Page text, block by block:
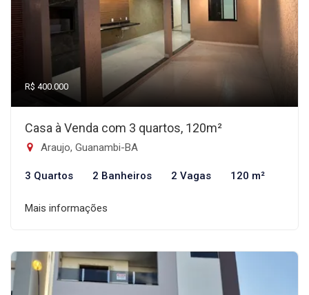
R$ 400.000
Casa à Venda com 3 quartos, 120m²
Araujo, Guanambi-BA
3 Quartos 2 Banheiros 2 Vagas 120 m²
Mais informações